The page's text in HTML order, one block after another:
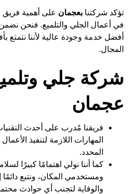
تؤكد شركتنابعجمان على أهمية
في أعمال الجلي والتلميع. فنحن
أفضل خدمة وجودة عالية لأننا نتمتع
المجال.
شركة جلي
عجمان
فريقنا مُدرب على أحدث
المهارات اللازمة لتنفيذ
المحدد.
كما أننا نولي اهتمامًا كبيرًا
ومستخدمي المكان، ونتبع دائمًا
والوقاية لتجنب أي حوادث